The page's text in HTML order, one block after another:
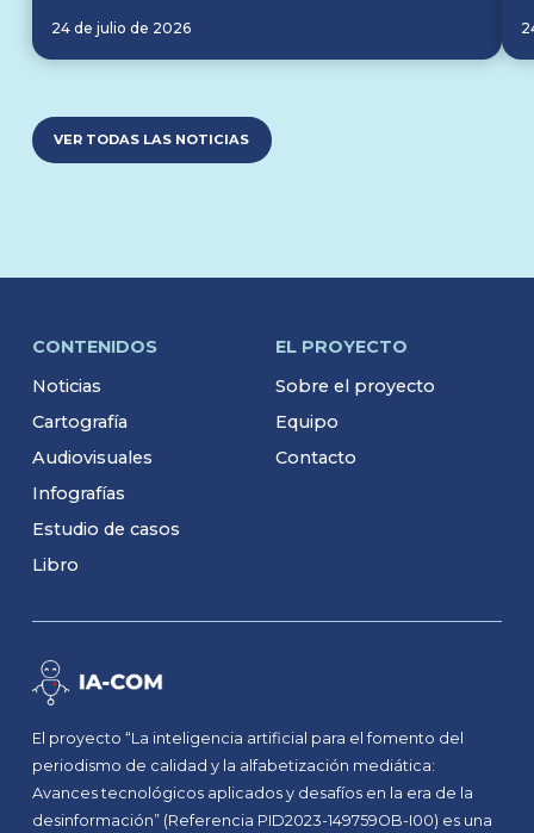
24 de julio de 2026
VER TODAS LAS NOTICIAS
CONTENIDOS
Noticias
Cartografía
Audiovisuales
Infografías
Estudio de casos
Libro
EL PROYECTO
Sobre el proyecto
Equipo
Contacto
El proyecto “La inteligencia artificial para el fomento del
periodismo de calidad y la alfabetización mediática:
Avances tecnológicos aplicados y desafíos en la era de la
desinformación” (Referencia PID2023-149759OB-I00) es una